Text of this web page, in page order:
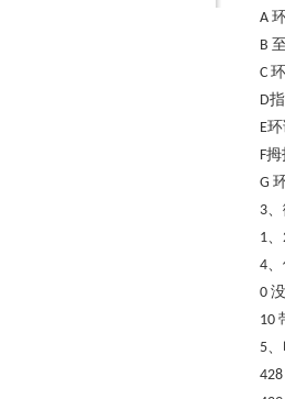
A
B
C
D
E
F拇
G
3
1、
4
0
10
5
428